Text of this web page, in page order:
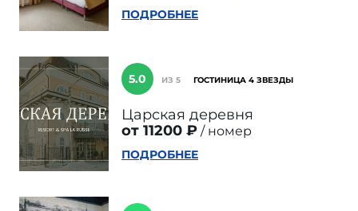
ПОДРОБНЕЕ
5.0 ИЗ 5 ГОСТИНИЦА 4 ЗВЕЗДЫ
Царская деревня
от 11200 ₽
номер
ПОДРОБНЕЕ